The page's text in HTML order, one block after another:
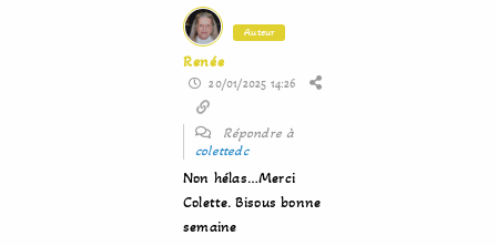
Auteur
Renée
20/01/2025 14:26
Répondre à
colettedc
Non hélas…Merci
Colette. Bisous bonne
semaine